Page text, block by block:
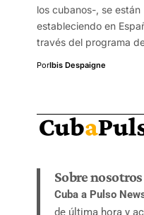
los cubanos-, se están
estableciendo en
través del programa
PorIbis Despaigne
Sobre nosotros
Cuba a Pulso
de última hora y